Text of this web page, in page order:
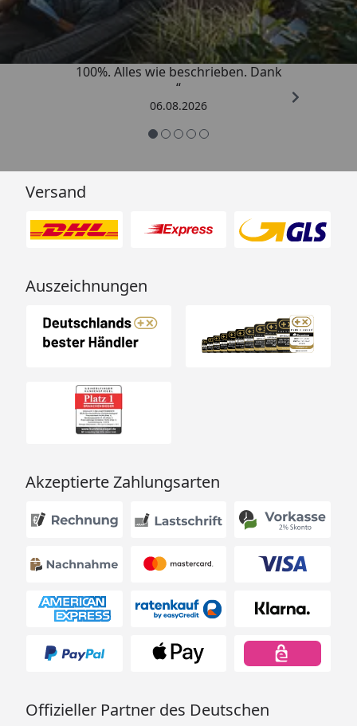
4,83/ 5
„Super schnell gelifert. Ware passt
100%. Alles wie beschrieben. Dank
“
06.08.2026
Versand
Auszeichnungen
Akzeptierte Zahlungsarten
Offizieller Partner des Deutschen